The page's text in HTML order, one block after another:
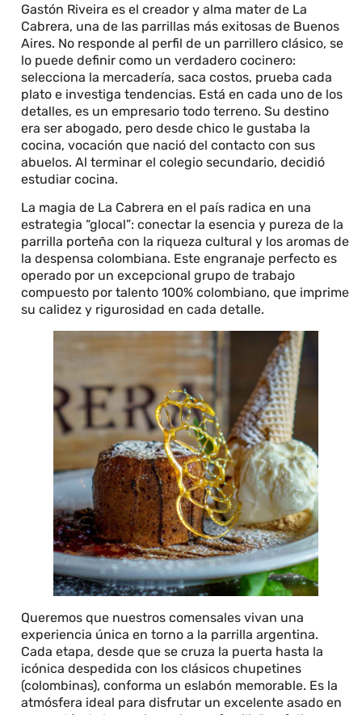
Gastón Riveira es el creador y alma mater de La
Cabrera, una de las parrillas más exitosas de Buenos
Aires. No responde al perfil de un parrillero clásico, se
lo puede definir como un verdadero cocinero:
selecciona la mercadería, saca costos, prueba cada
plato e investiga tendencias. Está en cada uno de los
detalles, es un empresario todo terreno. Su destino
era ser abogado, pero desde chico le gustaba la
cocina, vocación que nació del contacto con sus
abuelos. Al terminar el colegio secundario, decidió
estudiar cocina.
La magia de La Cabrera en el país radica en una
estrategia “glocal”: conectar la esencia y pureza de la
parrilla porteña con la riqueza cultural y los aromas de
la despensa colombiana. Este engranaje perfecto es
operado por un excepcional grupo de trabajo
compuesto por talento 100% colombiano, que imprime
su calidez y rigurosidad en cada detalle.
Queremos que nuestros comensales vivan una
experiencia única en torno a la parrilla argentina.
Cada etapa, desde que se cruza la puerta hasta la
icónica despedida con los clásicos chupetines
(colombinas), conforma un eslabón memorable. Es la
atmósfera ideal para disfrutar un excelente asado en